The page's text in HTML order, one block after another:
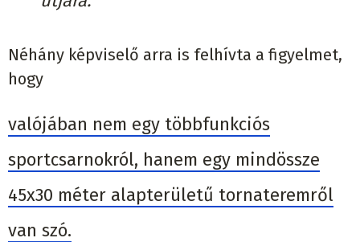
Néhány képviselő arra is felhívta a figyelmet,
hogy
valójában nem egy többfunkciós
sportcsarnokról, hanem egy mindössze
45x30 méter alapterületű tornateremről
van szó.